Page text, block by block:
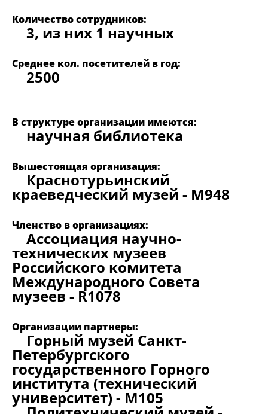
Количество сотрудников:
3, из них 1 научных
Среднее кол. посетителей в год:
2500
В структуре организации имеются:
научная библиотека
Вышестоящая организация:
Краснотурьинский
краеведческий музей - M948
Членство в организациях:
Ассоциация научно-
технических музеев
Российского комитета
Международного Совета
музеев - R1078
Организации партнеры:
Горный музей Санкт-
Петербургского
государственного Горного
института (технический
университет) - M105